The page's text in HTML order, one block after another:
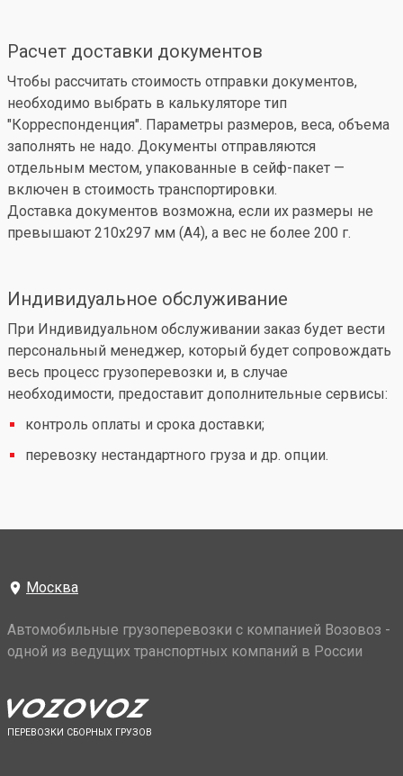
Расчет доставки документов
Чтобы рассчитать стоимость отправки документов,
необходимо выбрать в калькуляторе тип
"Корреспонденция". Параметры размеров, веса, объема
заполнять не надо. Документы отправляются
отдельным местом, упакованные в сейф-пакет —
включен в стоимость транспортировки.
Доставка документов возможна, если их размеры не
превышают 210x297 мм (А4), а вес не более 200 г.
Индивидуальное обслуживание
При Индивидуальном обслуживании заказ будет вести
персональный менеджер, который будет сопровождать
весь процесс грузоперевозки и, в случае
необходимости, предоставит дополнительные сервисы:
контроль оплаты и срока доставки;
перевозку нестандартного груза и др. опции.
Москва
Автомобильные грузоперевозки с компанией Возовоз -
одной из ведущих транспортных компаний в России
ПЕРЕВОЗКИ СБОРНЫХ ГРУЗОВ